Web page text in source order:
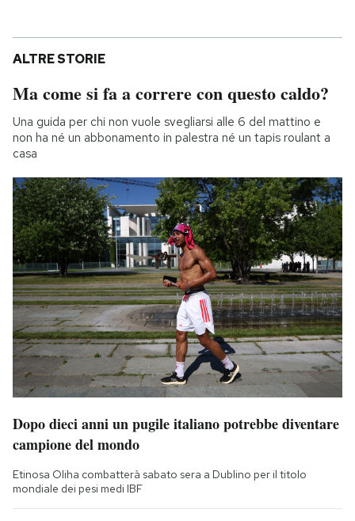
ALTRE STORIE
Ma come si fa a correre con questo caldo?
Una guida per chi non vuole svegliarsi alle 6 del mattino e
non ha né un abbonamento in palestra né un tapis roulant a
casa
Dopo dieci anni un pugile italiano potrebbe diventare
campione del mondo
Etinosa Oliha combatterà sabato sera a Dublino per il titolo
mondiale dei pesi medi IBF